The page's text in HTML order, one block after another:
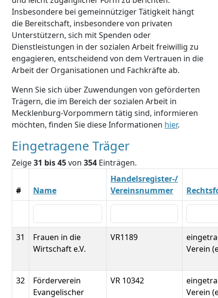
Insbesondere bei gemeinnütziger Tätigkeit hängt
die Bereitschaft, insbesondere von privaten
Unterstützern, sich mit Spenden oder
Dienstleistungen in der sozialen Arbeit freiwillig zu
engagieren, entscheidend von dem Vertrauen in die
Arbeit der Organisationen und Fachkräfte ab.
Wenn Sie sich über Zuwendungen von geförderten
Trägern, die im Bereich der sozialen Arbeit in
Mecklenburg-Vorpommern tätig sind, informieren
möchten, finden Sie diese Informationen hier.
Eingetragene Träger
Zeige31 bis 45von 354 Einträgen.
# Name
Handelsregister-/
Vereinsnummer
31
Frauen in die
Wirtschaft e.V.
VR1189
Verein
32
Förderverein
Evangelischer
VR 10342
Verein